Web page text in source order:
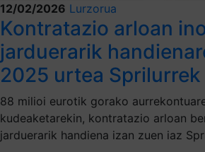
12/02/2026 Lurzorua
Kontratazio arloan
jarduerarik
2025 urtea Sprilurrek
88 milioi eurotik gorako
kudeaketarekin, kontratazio arloan
jarduerarik handiena izan zuen iaz